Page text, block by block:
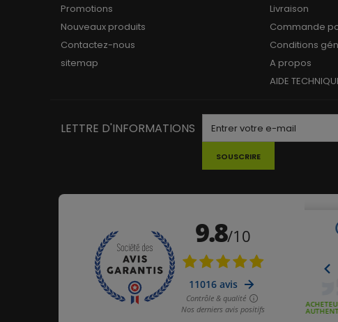
Promotions
Nouveaux produits
Contactez-nous
sitemap
Livraison
Commande
Conditions
A propos
AIDE
LETTRE D'INFORMATIONS
SOUSCRIRE